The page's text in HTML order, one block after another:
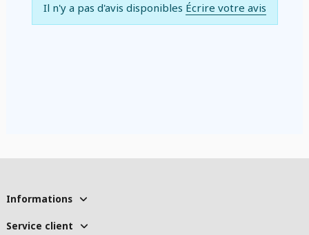
Il n'y a pas d'avis disponibles Écrire votre avis
Informations
Service client